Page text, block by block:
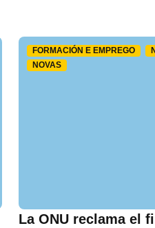
FORMACIÓN E EMPREGO
NOVAS
La ONU reclama el